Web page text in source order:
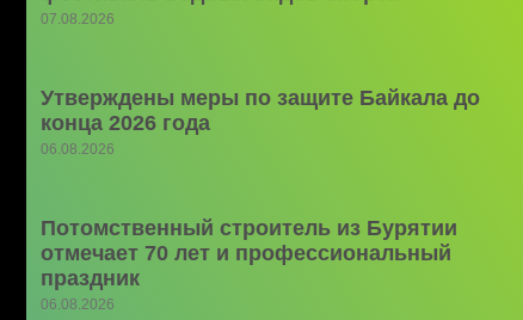
07.08.2026
Утверждены меры по защите Байкала до
конца 2026 года
06.08.2026
Потомственный строитель из Бурятии
отмечает 70 лет и профессиональный
праздник
06.08.2026